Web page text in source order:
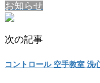
お知らせ
次の記事
コントロール 空手教室 洗